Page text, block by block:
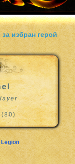
избран герой
Legion